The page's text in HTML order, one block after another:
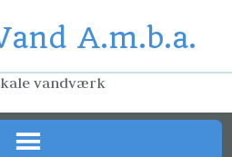
A.m.b.a.
vandværk